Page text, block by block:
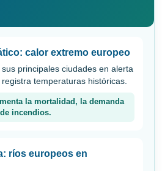
calor extremo europeo
sus principales ciudades en alerta
temperaturas históricas.
la mortalidad, la demanda
incendios.
ríos europeos en